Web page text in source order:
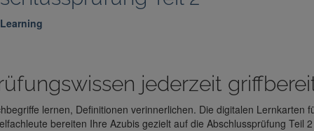
jederzeit
lernen, Definitionen verinnerlichen. Die digitalen Lernkarten
bereiten Ihre Azubis gezielt auf die Abschlussprüfung Teil 2